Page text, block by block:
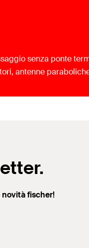
senza ponte
antenne
novità fischer!